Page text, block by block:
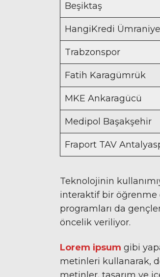
Beşiktaş
HangiKredi
Trabzonspor
Fatih Karagümrük
MKE Ankaragücü
Medipol Başakşehir
Fraport TAV
Teknolojinin
interaktif bir öğrenme
programları da
öncelik veriliyor.
Lorem ipsum gibi
metinleri kullanarak,